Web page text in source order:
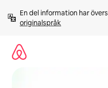
innehåll
En del information har
originalspråk